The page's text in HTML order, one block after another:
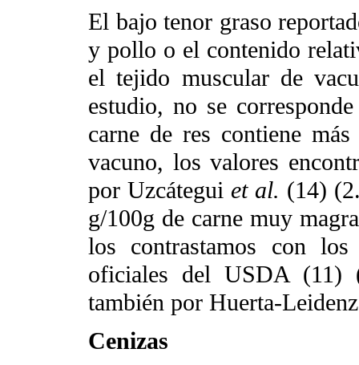
El bajo tenor graso
y pollo o el contenido
el tejido muscular de
estudio, no se
carne de res contiene
vacuno, los valores
por Uzcátegui et al. (14)
g/100g de carne muy
los contrastamos con
oficiales del USDA (11)
también por Huerta-
Cenizas